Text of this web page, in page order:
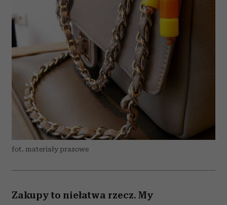
fot. materiały prasowe
Zakupy to niełatwa rzecz. My